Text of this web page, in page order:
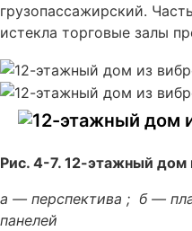
грузопассажирский.
истекла торговые залы
Рис. 4-7. 12-этажный дом
а — перспектива ; б —
панелей